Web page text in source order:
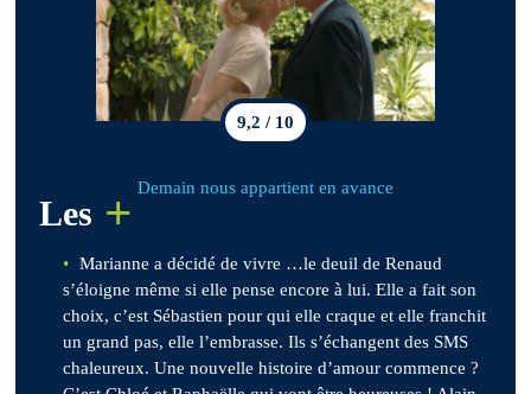
9,2 / 10
Demain nous appartient en avance
Les +
Marianne a décidé de vivre …le deuil de Renaud
s’éloigne même si elle pense encore à lui. Elle a fait son
choix, c’est Sébastien pour qui elle craque et elle franchit
un grand pas, elle l’embrasse. Ils s’échangent des SMS
chaleureux. Une nouvelle histoire d’amour commence ?